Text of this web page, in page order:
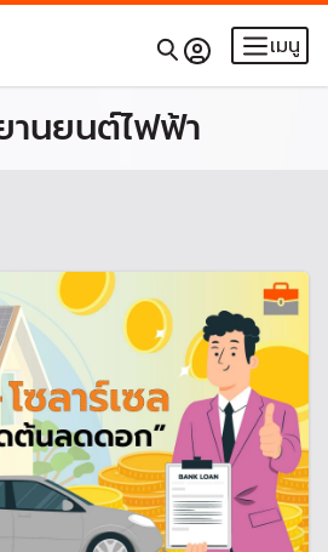
เมนู
านยนต์ไฟฟ้า